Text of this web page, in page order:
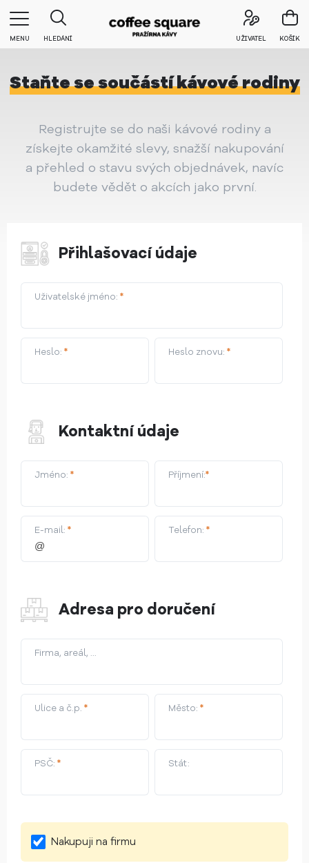
MENU HLEDÁNÍ UŽIVATEL KOŠÍK
Staňte se součástí kávové rodiny
Registrujte se do naši kávové rodiny a
získejte okamžité slevy, snažší nakupování
a přehled o stavu svých objednávek, navíc
budete vědět o akcích jako první.
Přihlašovací údaje
Uživatelské jméno: *
Heslo: * Heslo znovu: *
Kontaktní údaje
Jméno: * Příjmení:*
E-mail: * Telefon: *
Adresa pro doručení
Firma, areál, ...
Ulice a č.p. * Město: *
PSČ: * Stát:
Nakupuji na firmu